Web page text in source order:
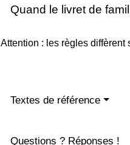
Quand le livret de
Attention : les règles
Textes de référence
Questions ? Réponses !